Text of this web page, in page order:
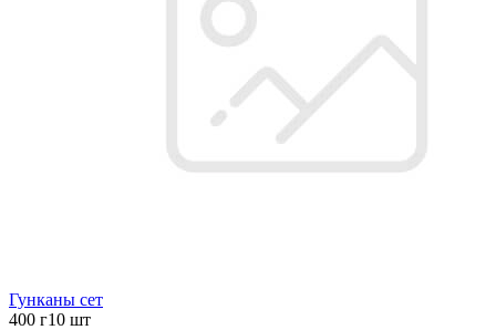
Гунканы сет
400 г10 шт